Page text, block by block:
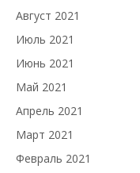
Август 2021
Июль 2021
Июнь 2021
Май 2021
Апрель 2021
Март 2021
Февраль 2021